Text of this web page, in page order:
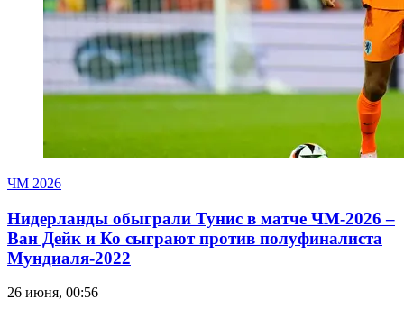
ЧМ 2026
Нидерланды обыграли Тунис в матче ЧМ-2026 –
Ван Дейк и Ко сыграют против полуфиналиста
Мундиаля-2022
26 июня, 00:56